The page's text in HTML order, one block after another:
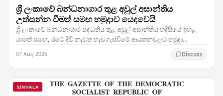
ශ්‍රී ලංකාවේ බන්ධනාගාර තුළ අවුල් අසාන්තිය
උත්සන්න වීමත් සමඟ හමුදාව යෙදවෙයි
ශ්‍රී ලංකාවේ බන්ධනාගාර පද්ධතිය තුළ අවුල් අසාන්තිය හදිසියේ ඉහළ
යාමත් සමඟ, රටේ දිවි නැවත හැඩගැස්වීමේ ආයතනවලට හමුදා
07 Aug 2026 Discuss
SINHALA